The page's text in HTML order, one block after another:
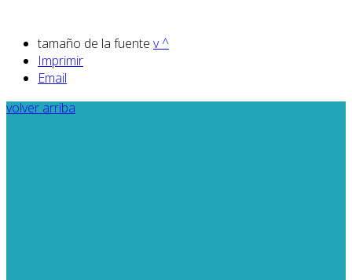
tamaño de la fuente v^
Imprimir
Email
volver arriba